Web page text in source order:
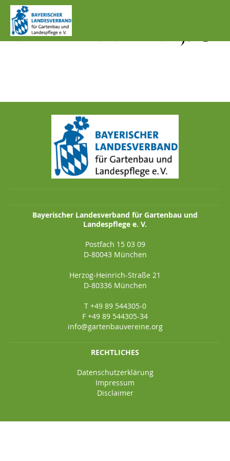
IMG_1284_ASIATISCH
ER MARIENKÄFER.JPG
Bayerischer Landesverband für Gartenbau und
Landespflege e. V.
Postfach 15 03 09
D-80043 München
Herzog-Heinrich-Straße 21
D-80336 München
T +49 89 544305-0
F +49 89 544305-34
info@gartenbauvereine.org
RECHTLICHES
Datenschutzerklärung
Impressum
Disclaimer